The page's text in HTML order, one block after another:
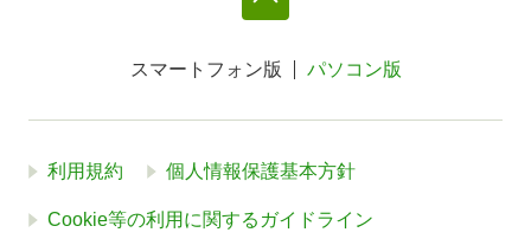
スマートフォン版 パソコン版
利用規約 個人情報保護基本方針
Cookie等の利用に関するガイドライン